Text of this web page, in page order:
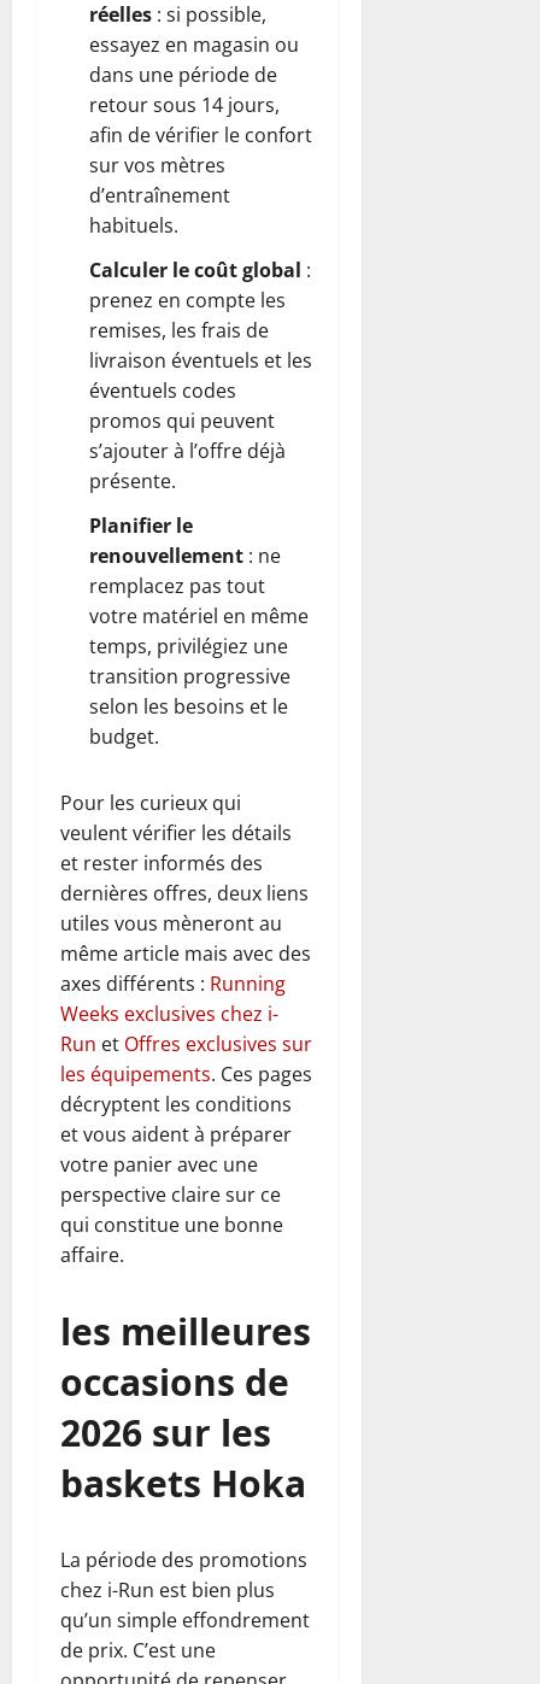
réelles : si possible,
essayez en magasin ou
dans une période de
retour sous 14 jours,
afin de vérifier le confort
sur vos mètres
d’entraînement
habituels.
Calculer le coût global :
prenez en compte les
remises, les frais de
livraison éventuels et les
éventuels codes
promos qui peuvent
s’ajouter à l’offre déjà
présente.
Planifier le
renouvellement : ne
remplacez pas tout
votre matériel en même
temps, privilégiez une
transition progressive
selon les besoins et le
budget.
Pour les curieux qui
veulent vérifier les détails
et rester informés des
dernières offres, deux liens
utiles vous mèneront au
même article mais avec des
axes différents : Running
Weeks exclusives chez i-
Run et Offres exclusives sur
les équipements. Ces pages
décryptent les conditions
et vous aident à préparer
votre panier avec une
perspective claire sur ce
qui constitue une bonne
affaire.
les meilleures
occasions de
2026 sur les
baskets Hoka
La période des promotions
chez i-Run est bien plus
qu’un simple effondrement
de prix. C’est une